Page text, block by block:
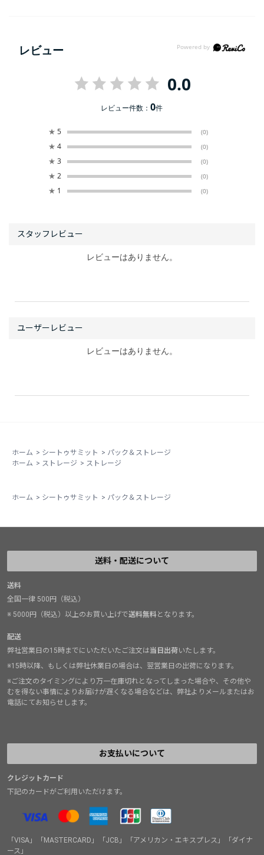
レビュー
0.0
レビュー件数：0件
★ 5 (0)
★ 4 (0)
★ 3 (0)
★ 2 (0)
★ 1 (0)
レビューはありません。
レビューはありません。
ホーム > シートゥサミット > パック＆ストレージ
ホーム > ストレージ > ストレージ
ホーム > シートゥサミット > パック＆ストレージ
送料・配送について
送料
全国一律 500円（税込）
※ 5000円（税込）以上のお買い上げで送料無料となります。
配送
弊社営業日の15時までにいただいたご注文は当日出荷いたします。
※15時以降、もしくは弊社休業日の場合は、翌営業日の出荷になります。
※ご注文のタイミングにより万一在庫切れとなってしまった場合や、その他や
むを得ない事情によりお届けが遅くなる場合などは、弊社よりメールまたはお
電話にてお知らせします。
お支払いについて
クレジットカード
下記のカードがご利用いただけます。
「VISA」「MASTERCARD」「JCB」「アメリカン・エキスプレス」「ダイナ
ース」